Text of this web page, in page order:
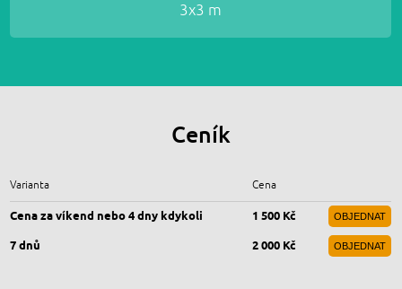
3x3 m
Ceník
Varianta Cena
Cena za víkend nebo 4 dny kdykoli 1 500 Kč OBJEDNAT
7 dnů 2 000 Kč OBJEDNAT